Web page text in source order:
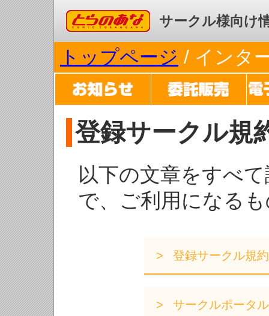
コミックとらのあな サークル様向け
トップページ / インタ
登録サークル規
以下の文章をすべ
で、ご利用になる
登録サークル規約
サークルポータ